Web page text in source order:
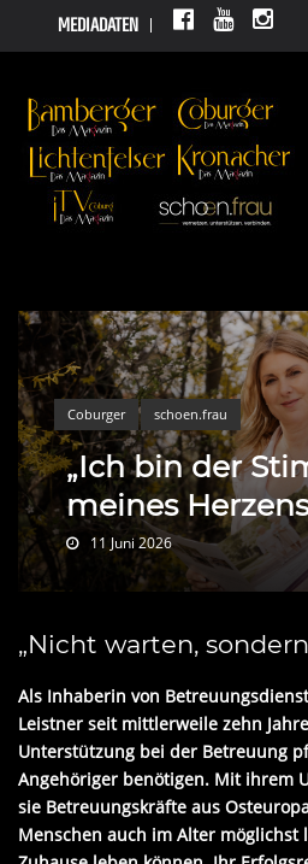
MEDIADATEN
Coburger schoen.frau
„Ich bin der
meines
11 Juni 2026
„Nicht warten,
Als Inhaberin von
Leistner seit mittlerweile zehn
Unterstützung bei der Betreuung
Angehöriger benötigen. Mit ihrem
sie Betreuungskräfte aus
Menschen auch im Alter